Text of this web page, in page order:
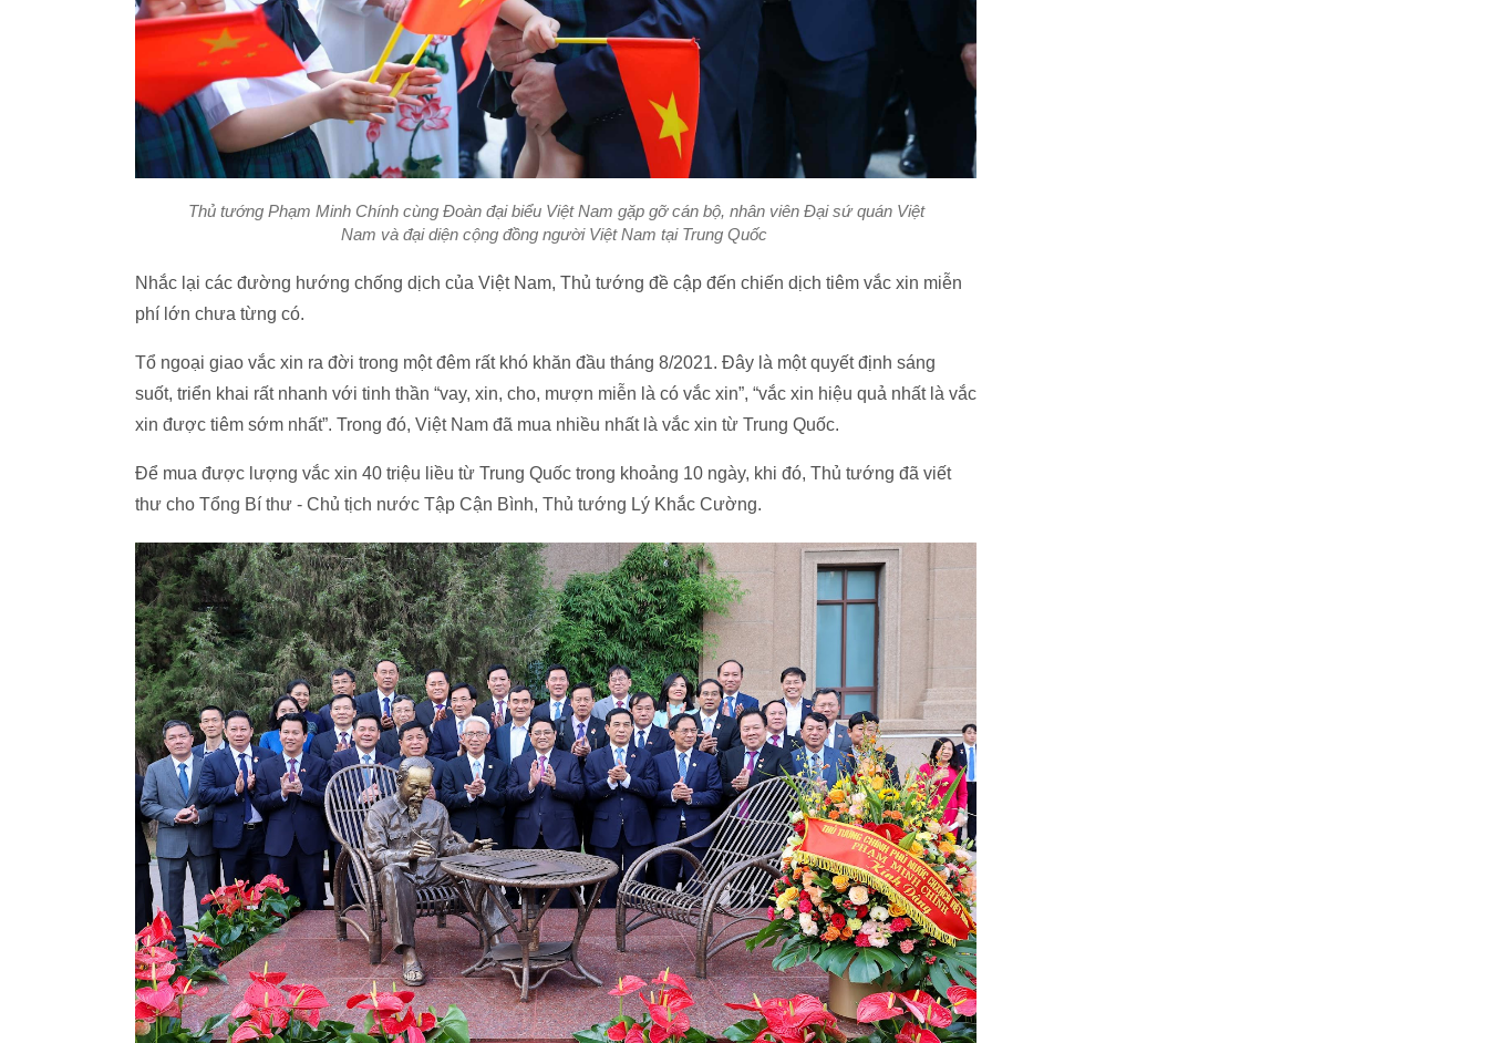
Thủ tướng Phạm Minh Chính cùng Đoàn đại biểu Việt Nam gặp gỡ cán bộ, nhân viên Đại sứ quán Việt
Nam và đại diện cộng đồng người Việt Nam tại Trung Quốc
Nhắc lại các đường hướng chống dịch của Việt Nam, Thủ tướng đề cập đến chiến dịch tiêm vắc xin miễn
phí lớn chưa từng có.
Tổ ngoại giao vắc xin ra đời trong một đêm rất khó khăn đầu tháng 8/2021. Đây là một quyết định sáng
suốt, triển khai rất nhanh với tinh thần “vay, xin, cho, mượn miễn là có vắc xin”, “vắc xin hiệu quả nhất là vắc
xin được tiêm sớm nhất”. Trong đó, Việt Nam đã mua nhiều nhất là vắc xin từ Trung Quốc.
Để mua được lượng vắc xin 40 triệu liều từ Trung Quốc trong khoảng 10 ngày, khi đó, Thủ tướng đã viết
thư cho Tổng Bí thư - Chủ tịch nước Tập Cận Bình, Thủ tướng Lý Khắc Cường.